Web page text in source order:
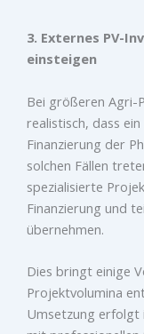
3. Externes PV-
einsteigen
Bei größeren Agri-
realistisch, dass
Finanzierung der
solchen Fällen
spezialisierte
Finanzierung und
übernehmen.
Dies bringt einige
Projektvolumina
Umsetzung erfolgt